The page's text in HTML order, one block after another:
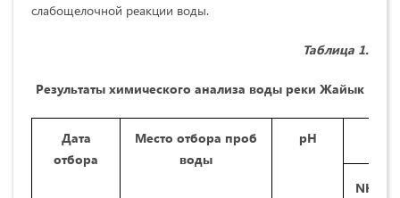
слабощелочной реакции воды.
Таблица 1.
Результаты химического анализа воды реки Жайык
Дата
отбора
Место отбора проб
воды
рН
NH